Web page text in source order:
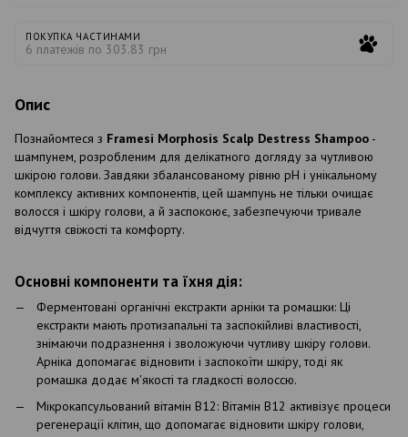
ПОКУПКА ЧАСТИНАМИ
6 платежів по 303.83 грн
Опис
Познайомтеся з Framesi Morphosis Scalp Destress Shampoo -
шампунем, розробленим для делікатного догляду за чутливою
шкірою голови. Завдяки збалансованому рівню pH і унікальному
комплексу активних компонентів, цей шампунь не тільки очищає
волосся і шкіру голови, а й заспокоює, забезпечуючи тривале
відчуття свіжості та комфорту.
Основні компоненти та їхня дія:
Ферментовані органічні екстракти арніки та ромашки: Ці
екстракти мають протизапальні та заспокійливі властивості,
знімаючи подразнення і зволожуючи чутливу шкіру голови.
Арніка допомагає відновити і заспокоїти шкіру, тоді як
ромашка додає м'якості та гладкості волоссю.
Мікрокапсульований вітамін B12: Вітамін B12 активізує процеси
регенерації клітин, що допомагає відновити шкіру голови,